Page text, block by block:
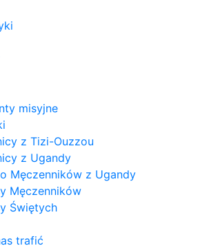
misyjne
z Tizi-Ouzzou
z Ugandy
Męczenników z Ugandy
Męczenników
Świętych
trafić